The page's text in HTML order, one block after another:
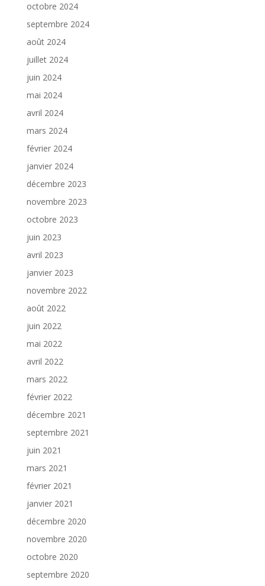
octobre 2024
septembre 2024
août 2024
juillet 2024
juin 2024
mai 2024
avril 2024
mars 2024
février 2024
janvier 2024
décembre 2023
novembre 2023
octobre 2023
juin 2023
avril 2023
janvier 2023
novembre 2022
août 2022
juin 2022
mai 2022
avril 2022
mars 2022
février 2022
décembre 2021
septembre 2021
juin 2021
mars 2021
février 2021
janvier 2021
décembre 2020
novembre 2020
octobre 2020
septembre 2020